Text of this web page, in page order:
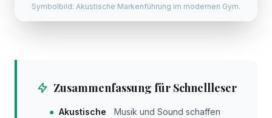
Symbolbild: Akustische Markenführung im modernen Gym.
Zusammenfassung für Schnellleser
● Akustische
Musik und Sound schaffen